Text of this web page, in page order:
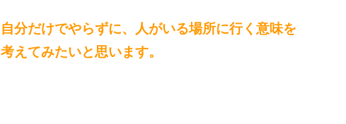
自分だけでやらずに、人がいる場所に行く意味を
考えてみたいと思います。